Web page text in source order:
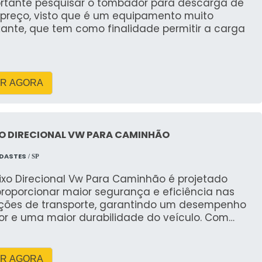
considere o volume de resíduos que sua obra
geralmente produzem mais entulho e podem
pode ajudar a avaliar suas necessidades e
evitando que você ultrapasse os limites de
DE CAÇAMBA DE
variar com base em diversos fatores, incluindo o
e a localização da obra. Adicionalmente,
em dias não úteis podem influenciar no preço. A
em sua política de preços, permitindo que você
visto que é um equipamento muito
que tem como finalidade permitir a carga
AGORA
DIRECIONAL VW PARA CAMINHÃO
/ SP
Direcional Vw Para Caminhão é projetado
maior segurança e eficiência nas
de transporte, garantindo um desempenho
e uma maior durabilidade do veículo. Com
e de alto desempenho.
AGORA